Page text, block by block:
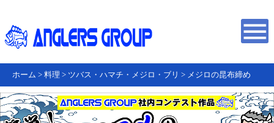
ホーム > 料理 > ツバス・ハマチ・メジロ・ブリ > メジロの昆布締め